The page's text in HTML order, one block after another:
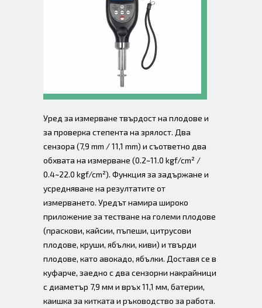
Уред за измерване твърдост на плодове и
за проверка степента на зрялост. Два
сензора (7,9 mm / 11,1 mm) и съответно два
обхвата на измерване (0.2~11.0 kgf/cm² /
0.4~22.0 kgf/cm²). Функция за задържане и
усредняване на резултатите от
измерването. Уредът намира широко
приложение за тестване на големи плодове
(праскови, кайсии, пъпеши, цитрусови
плодове, круши, ябълки, киви) и твърди
плодове, като авокадо, ябълки. Доставя се в
куфарче, заедно с два сензорни накрайници
с диаметър 7,9 мм и връх 11,1 мм, батерии,
каишка за китката и ръководство за работа.